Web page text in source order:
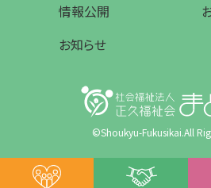
©Shoukyu-Fukusikai.All
情報公開
お知らせ